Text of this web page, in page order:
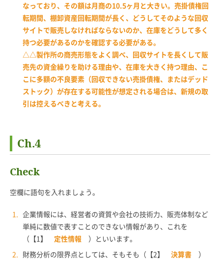
なっており、その額は月商の10.5ヶ月と大きい。売掛債権回
転期間、棚卸資産回転期間が長く、どうしてそのような回収
サイトで販売しなければならないのか、在庫をどうして多く
持つ必要があるのかを確認する必要がある。
△△製作所の商売形態をよく調べ、回収サイトを長くして販
売先の資金繰りを助ける理由や、在庫を大きく持つ理由、こ
こに多額の不良要素（回収できない売掛債権、またはデッド
ストック）が存在する可能性が想定される場合は、新規の取
引は控えるべきと考える。
Ch.4
Check
空欄に語句を入れましょう。
企業情報には、経営者の資質や会社の技術力、販売体制など
単純に数値で表すことのできない情報があり、これを
（【1】
定性情報 ）といいます。
財務分析の限界点としては、そもそも（【2】 決算書 ）